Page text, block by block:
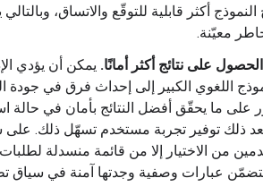
أكثر قابلية للتوقّع والاتساق،
معيّنة.
على نتائج أكثر أمانًا. يمكن أن يؤدي
اللغوي الكبير إلى إحداث فرق في جودة
على ما يحقّق أفضل النتائج بأمان في حالة
ذلك توفير تجربة مستخدم تسهّل ذلك. على
من الاختيار إلا من قائمة منسدلة لطلبات
تتضمّن عبارات وصفية وجدتها آمنة في سياق